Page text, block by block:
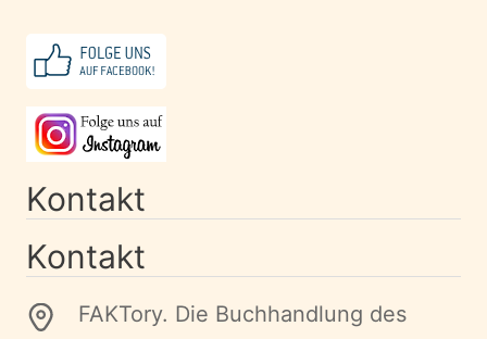
Kontakt
Kontakt
FAKTory. Die Buchhandlung des